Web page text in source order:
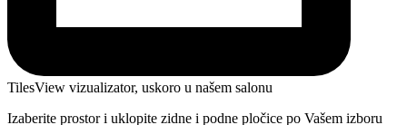
TilesView vizualizator, uskoro u našem salonu
Izaberite prostor i uklopite zidne i podne pločice po Vašem izboru